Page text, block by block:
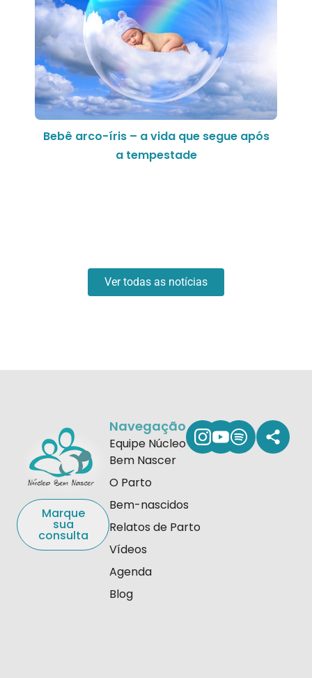
Bebê arco-íris – a vida que segue após
a tempestade
Ver todas as notícias
Marque
sua
consulta
Navegação
Equipe Núcleo
Bem Nascer
O Parto
Bem-nascidos
Relatos de Parto
Vídeos
Agenda
Blog